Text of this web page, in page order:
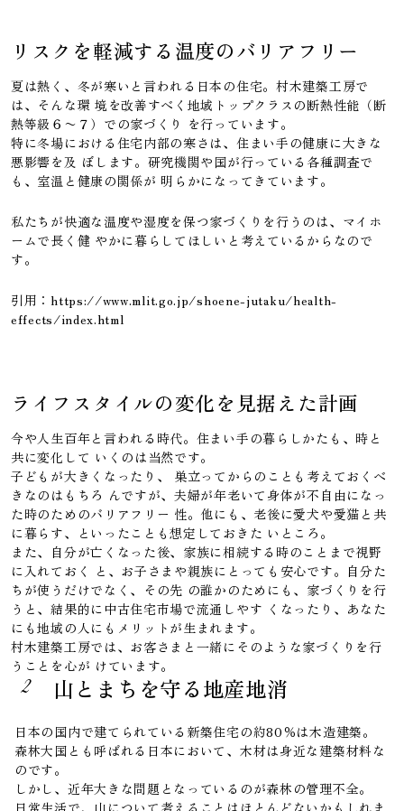
リスクを軽減する温度のバリアフリー
夏は熱く、冬が寒いと言われる日本の住宅。村木建築工房で
は、そんな環 境を改善すべく地域トップクラスの断熱性能（断
熱等級６〜７）での家づくり を行っています。
特に冬場における住宅内部の寒さは、住まい手の健康に大きな
悪影響を及 ぼします。研究機関や国が行っている各種調査で
も、室温と健康の関係が 明らかになってきています。
私たちが快適な温度や湿度を保つ家づくりを行うのは、マイホ
ームで長く健 やかに暮らしてほしいと考えているからなので
す。
引用：https://www.mlit.go.jp/shoene-jutaku/health-
effects/index.html
ライフスタイルの変化を見据えた計画
今や人生百年と言われる時代。住まい手の暮らしかたも、時と
共に変化して いくのは当然です。
子どもが大きくなったり、 巣立ってからのことも考えておくべ
きなのはもちろ んですが、夫婦が年老いて身体が不自由になっ
た時のためのバリアフリー 性。他にも、老後に愛犬や愛猫と共
に暮らす、といったことも想定しておきた いところ。
また、自分が亡くなった後、家族に相続する時のことまで視野
に入れておく と、お子さまや親族にとっても安心です。自分た
ちが使うだけでなく、その先 の誰かのためにも、家づくりを行
うと、結果的に中古住宅市場で流通しやす くなったり、あなた
にも地域の人にもメリットが生まれます。
村木建築工房では、お客さまと一緒にそのような家づくりを行
うことを心が けています。
2 山とまちを守る地産地消
日本の国内で建てられている新築住宅の約80％は木造建築。
森林大国とも呼ばれる日本において、木材は身近な建築材料な
のです。
しかし、近年大きな問題となっているのが森林の管理不全。
日常生活で、山について考えることはほとんどないかもしれま